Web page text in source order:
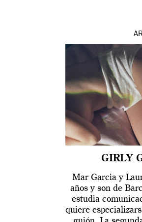
GIRLY
Mar Garcia y
años y son de
estudia
quiere